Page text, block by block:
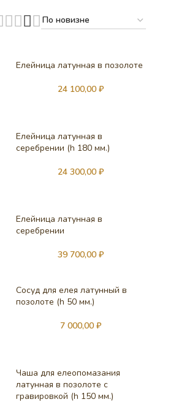
Елейница латунная в позолоте
24 100,00₽
Елейница латунная в
серебрении (h 180 мм.)
24 300,00₽
Елейница латунная в
серебрении
39 700,00₽
Сосуд для елея латунный в
позолоте (h 50 мм.)
7 000,00₽
Чаша для елеопомазания
латунная в позолоте с
гравировкой (h 150 мм.)